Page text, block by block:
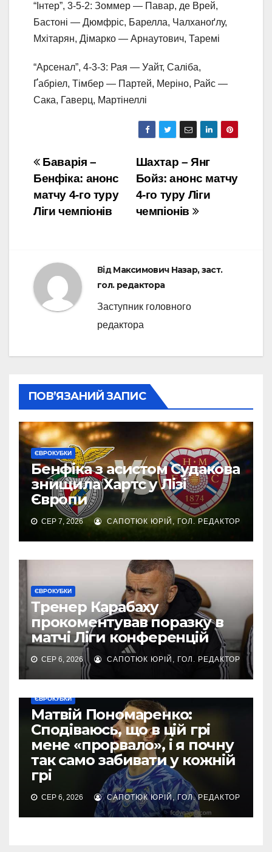
“Інтер”, 3-5-2: Зоммер — Павар, де Врей,
Бастоні — Дюмфріс, Барелла, Чалханоґлу,
Мхітарян, Дімарко — Арнаутович, Таремі
“Арсенал”, 4-3-3: Рая — Уайт, Саліба,
Ґабріел, Тімбер — Партей, Меріно, Райс —
Сака, Гаверц, Мартінеллі
Навігація
записів
Шахтар – Янг
Бойз: анонс матчу
4-го туру Ліги
чемпіонів
Баварія –
Бенфіка: анонс
матчу 4-го туру
Ліги чемпіонів
ВідМаксимович Назар, заст.
гол. редактора
Заступник головного
редактора
ПОВ’ЯЗАНИЙ ЗАПИС
ЄВРОКУБКИ
Бенфіка з асистом Судакова
знищила Хартс у Лізі
Європи
СЕР 7, 2026 САПОТЮК ЮРІЙ, ГОЛ. РЕДАКТОР
ЄВРОКУБКИ
Тренер Карабаху
прокоментував поразку в
матчі Ліги конференцій
СЕР 6, 2026 САПОТЮК ЮРІЙ, ГОЛ. РЕДАКТОР
ЄВРОКУБКИ
Матвій Пономаренко:
Сподіваюсь, що в цій грі
мене «прорвало», і я почну
так само забивати у кожній
грі
СЕР 6, 2026 САПОТЮК ЮРІЙ, ГОЛ. РЕДАКТОР